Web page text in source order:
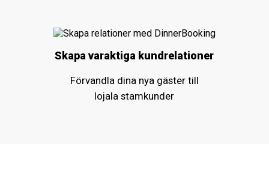
Skapa varaktiga kundrelationer
Förvandla dina nya gäster till
lojala stamkunder